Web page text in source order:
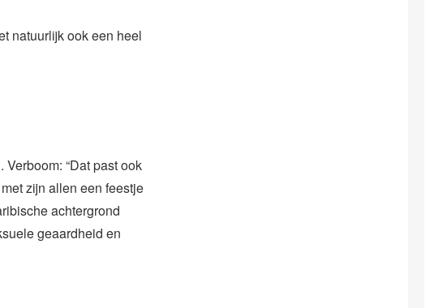
natuurlijk ook een heel
“Dat past ook
zijn allen een feestje
achtergrond
geaardheid en